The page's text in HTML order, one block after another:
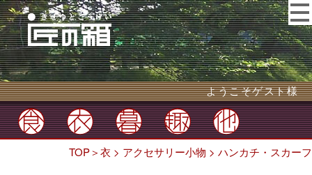
ようこそゲスト様
TOP＞衣 > アクセサリー小物 > ハンカチ・スカーフ